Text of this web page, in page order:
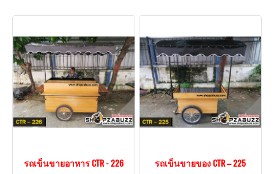
รถเข็นขายอาหาร CTR - 226
รถเข็นขายของ CTR – 225